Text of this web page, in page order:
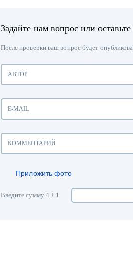
Задайте нам вопрос или
После проверки ваш вопрос будет
Приложить фото
Введите сумму 4 + 1